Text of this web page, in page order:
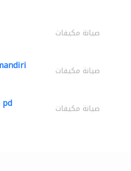
صيانة مكيفات
صيانة مكيفات
صيانة مكيفات